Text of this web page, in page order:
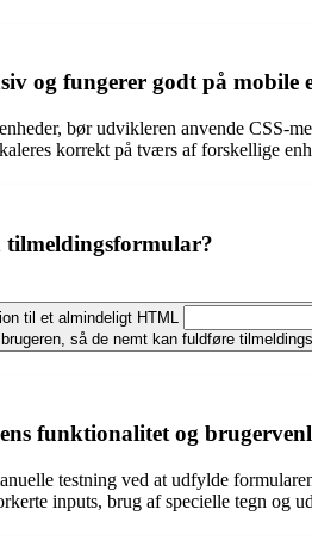
og fungerer godt på mobile
bør udvikleren anvende CSS-
korrekt på tværs af forskellige
tilmeldingsformular?
til et almindeligt HTML
så de nemt kan fuldføre
funktionalitet og
testning ved at udfylde
inputs, brug af specielle tegn og